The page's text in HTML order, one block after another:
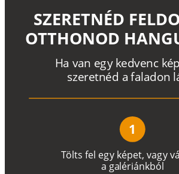
Tölts fel egy képet, vagyvá
a galériánkból
Ha van egy kedvenc kép
szeretnéd a faladon l
SZERETNÉD
OTTHONOD
1